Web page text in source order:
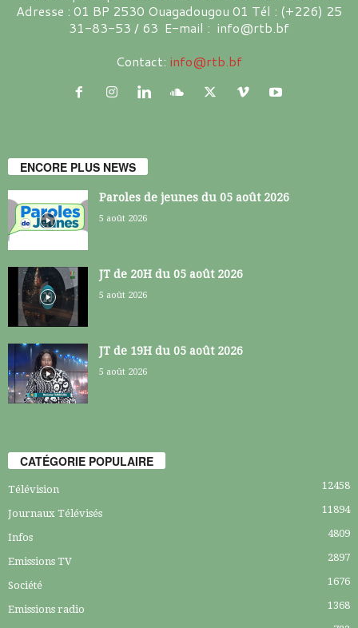
Adresse : 01 BP 2530 Ouagadougou 01 Tél : (+226) 25
31-83-53 / 63 E-mail : info@rtb.bf
Contact: info@rtb.bf
ENCORE PLUS NEWS
Paroles de jeunes du 05 août 2026
5 août 2026
JT de 20H du 05 août 2026
5 août 2026
JT de 19H du 05 août 2026
5 août 2026
CATÉGORIE POPULAIRE
Télévision 12458
Journaux Télévisés 11894
Infos 4809
Emissions TV 2897
Société 1676
Emissions radio 1368